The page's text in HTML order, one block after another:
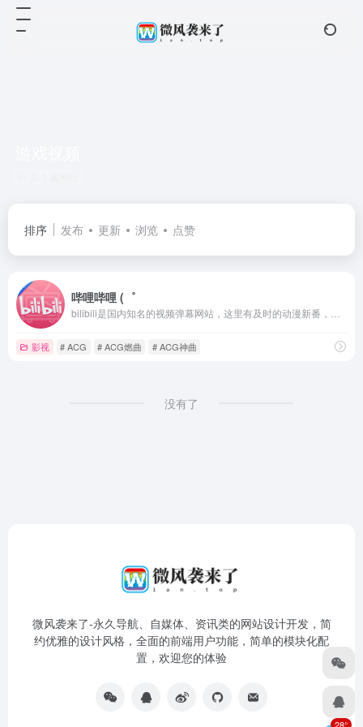
排序 发布 更新 浏览 点赞
哔哩哔哩 (゜
影视 # ACG # ACG燃曲 # ACG神曲
没有了
微风袭来了-永久导航、自媒体、资讯类的网站设计开发，简
约优雅的设计风格，全面的前端用户功能，简单的模块化配
置，欢迎您的体验